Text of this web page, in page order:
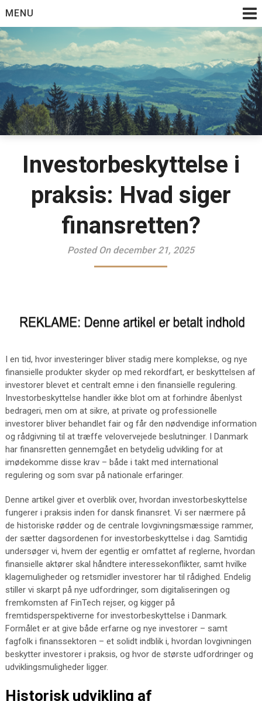
to
content
MENU
Investorbeskyttelse i
praksis: Hvad siger
finansretten?
Posted On december 21, 2025
I en tid, hvor investeringer bliver stadig mere komplekse, og nye
finansielle produkter skyder op med rekordfart, er beskyttelsen af
investorer blevet et centralt emne i den finansielle regulering.
Investorbeskyttelse handler ikke blot om at forhindre åbenlyst
bedrageri, men om at sikre, at private og professionelle
investorer bliver behandlet fair og får den nødvendige information
og rådgivning til at træffe velovervejede beslutninger. I Danmark
har finansretten gennemgået en betydelig udvikling for at
imødekomme disse krav – både i takt med international
regulering og som svar på nationale erfaringer.
Denne artikel giver et overblik over, hvordan investorbeskyttelse
fungerer i praksis inden for dansk finansret. Vi ser nærmere på
de historiske rødder og de centrale lovgivningsmæssige rammer,
der sætter dagsordenen for investorbeskyttelse i dag. Samtidig
undersøger vi, hvem der egentlig er omfattet af reglerne, hvordan
finansielle aktører skal håndtere interessekonflikter, samt hvilke
klagemuligheder og retsmidler investorer har til rådighed. Endelig
stiller vi skarpt på nye udfordringer, som digitaliseringen og
fremkomsten af FinTech rejser, og kigger på
fremtidsperspektiverne for investorbeskyttelse i Danmark.
Formålet er at give både erfarne og nye investorer – samt
fagfolk i finanssektoren – et solidt indblik i, hvordan lovgivningen
beskytter investorer i praksis, og hvor de største udfordringer og
udviklingsmuligheder ligger.
Historisk udvikling af